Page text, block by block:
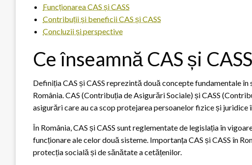
Funcționarea CAS și CASS
Contribuții și beneficii CAS și CASS
Concluzii și perspective
Ce înseamnă CAS și
Definiția CAS și CASS reprezintă două concepte fundamentale
România. CAS (Contribuția de Asigurări Sociale) și CASS
asigurări care au ca scop protejarea persoanelor fizice și
În România, CAS și CASS sunt reglementate de legislația în
funcționare ale celor două sisteme. Importanța CAS și CASS în
protecția socială și de sănătate a cetățenilor.